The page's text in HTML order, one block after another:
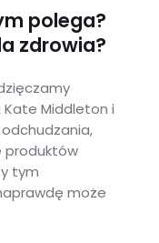
polega?
zdrowia?
Middleton i
produktów
tym
może